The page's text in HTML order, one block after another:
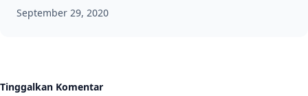
September 29, 2020
Tinggalkan Komentar